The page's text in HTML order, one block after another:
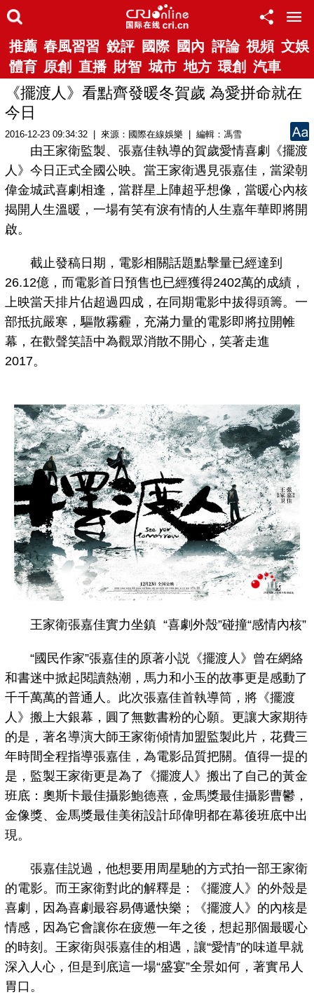
推薦 春風習習 銳評 國際 國內 評論 視頻 文娛
體育 原創 直播 財智 城市 地方 環創 汽車
《擺渡人》看點齊發暖冬賀歲 為愛拼命就在
今日
2016-12-23 09:34:32 | 來源：國際在線娛樂 | 編輯：馮雪
由王家衛監製、張嘉佳執導的賀歲愛情喜劇《擺渡
人》今日正式全國公映。當王家衛遇見張嘉佳，當梁朝
偉金城武喜劇相逢，當群星上陣超乎想像，當暖心內核
揭開人生溫暖，一場有笑有淚有情的人生嘉年華即將開
啟。
截止發稿日期，電影相關話題點擊量已經達到
26.12億，而電影首日預售也已經獲得2402萬的成績，
上映當天排片佔超過四成，在同期電影中拔得頭籌。一
部抵抗嚴寒，驅散霧霾，充滿力量的電影即將拉開帷
幕，在歡聲笑語中為觀眾消散不開心，笑著走進
2017。
王家衛張嘉佳實力坐鎮 “喜劇外殼”碰撞“感情內核”
“國民作家”張嘉佳的原著小説《擺渡人》曾在網絡
和書迷中掀起閱讀熱潮，馬力和小玉的故事更是感動了
千千萬萬的普通人。此次張嘉佳首執導筒，將《擺渡
人》搬上大銀幕，圓了無數書粉的心願。更讓大家期待
的是，著名導演大師王家衛傾情加盟監製此片，花費三
年時間全程指導張嘉佳，為電影品質把關。值得一提的
是，監製王家衛更是為了《擺渡人》搬出了自己的黃金
班底：奧斯卡最佳攝影鮑德熹，金馬獎最佳攝影曹鬱，
金像獎、金馬獎最佳美術設計邱偉明都在幕後班底中出
現。
張嘉佳説過，他想要用周星馳的方式拍一部王家衛
的電影。而王家衛對此的解釋是：《擺渡人》的外殼是
喜劇，因為喜劇最容易傳遞快樂；《擺渡人》的內核是
情感，因為它會讓你在疲憊一年之後，想起那個最暖心
的時刻。王家衛與張嘉佳的相遇，讓“愛情”的味道早就
深入人心，但是到底這一場“盛宴”全景如何，著實吊人
胃口。